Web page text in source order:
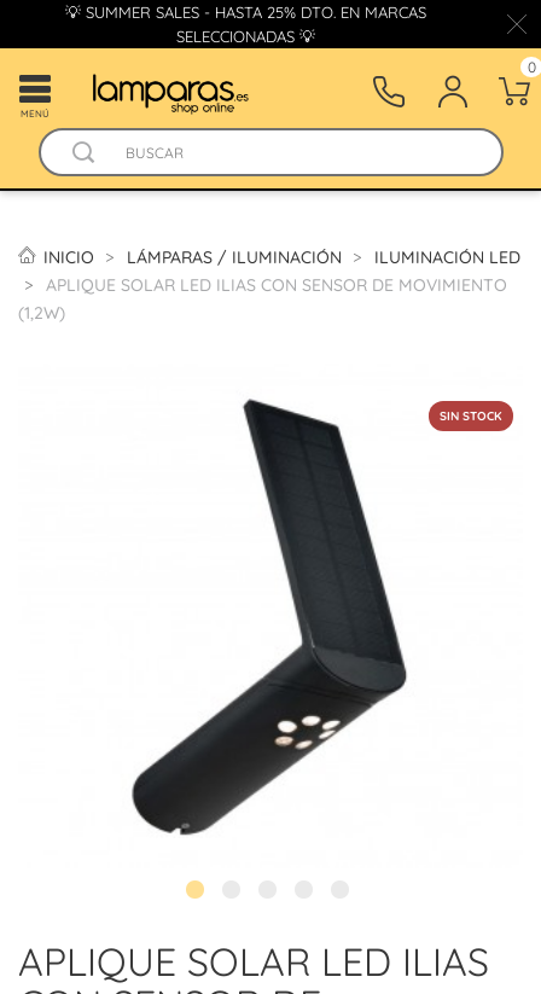
💡 SUMMER SALES - HASTA 25% DTO. EN MARCAS
SELECCIONADAS 💡
MENÚ
0
INICIO LÁMPARAS / ILUMINACIÓN
ILUMINACIÓN LED
APLIQUE SOLAR LED ILIAS CON SENSOR DE MOVIMIENTO
(1,2W)
SIN STOCK
APLIQUE SOLAR LED ILIAS